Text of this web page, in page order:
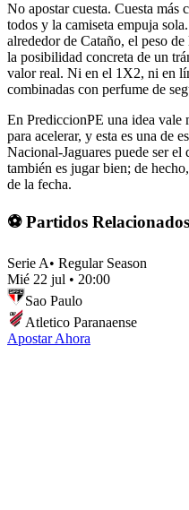
No apostar cuesta. Cuesta más
todos y la camiseta empuja
alrededor de Cataño, el peso
la posibilidad concreta de un
valor real. Ni en el 1X2, ni en
combinadas con perfume de
En PrediccionPE una idea vale
para acelerar, y esta es una de
Nacional-Jaguares puede ser
también es jugar bien; de
de la fecha.
⚽ Partidos Relacionados
Serie A• Regular Season
Mié 22 jul • 20:00
Sao Paulo
Atletico Paranaense
Apostar Ahora